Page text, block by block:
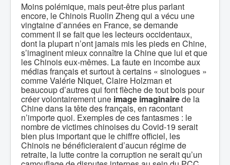
Moins polémique, mais peut-être plus parlant
encore, le Chinois Ruolin Zheng qui a vécu une
vingtaine d’années en France, se demande
comment il se fait que les lecteurs occidentaux,
dont la plupart n’ont jamais mis les pieds en Chine,
s’imaginent mieux connaître la Chine que lui et que
les Chinois eux-mêmes. La faute en incombe aux
médias français et surtout à certains « sinologues »
comme Valérie Niquet, Claire Holzman et
beaucoup d’autres qui font flèche de tout bois pour
créer volontairement une image imaginairede la
Chine dans la tête des français, en racontant
n’importe quoi. Exemples de ces fantasmes : le
nombre de victimes chinoises du Covid-19 serait
bien plus important que le chiffre officiel, les
Chinois ne bénéficieraient d’aucun régime de
retraite, la lutte contre la corruption ne serait qu’un